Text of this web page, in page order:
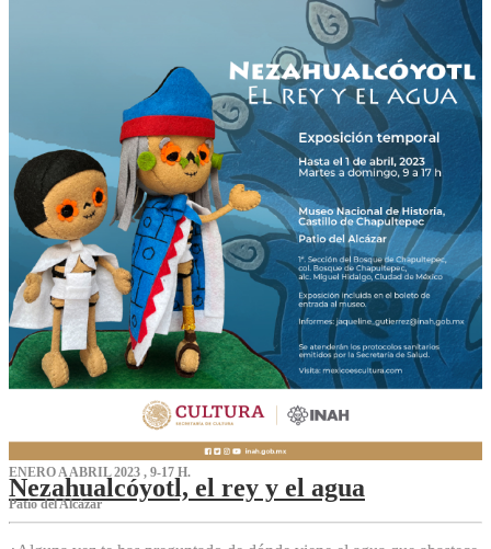
ENERO A ABRIL 2023 , 9-17 H.
Nezahualcóyotl, el rey y el agua
Patio del Alcázar